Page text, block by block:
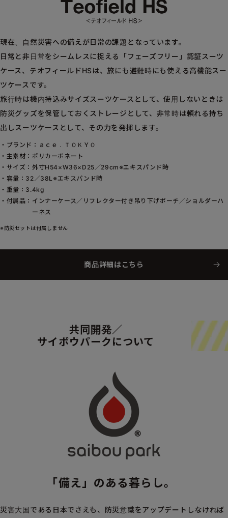
現在、自然災害への備えが日常の課題となっています。
日常と非日常をシームレスに捉える「フェーズフリー」認証スーツ
ケース、テオフィールドHSは、旅にも避難時にも使える高機能スー
ツケースです。
旅行時は機内持込みサイズスーツケースとして、使用しないときは
防災グッズを保管しておくストレージとして、非常時は頼れる持ち
出しスーツケースとして、その力を発揮します。
・ブランド： ａｃｅ．ＴＯＫＹＯ
・主素材： ポリカーボネート
・サイズ： 外寸H54×W36×D25／29cm※エキスパンド時
・容量： 32／38L※エキスパンド時
・重量： 3.4kg
・付属品： インナーケース／リフレクター付き吊り下げポーチ／ショルダーハ
ーネス
※防災セットは付属しません
商品詳細はこちら
共同開発／
サイボウパークについて
｢備え」のある暮らし。
災害大国である日本でさえも、防災意識をアップデートしなければ